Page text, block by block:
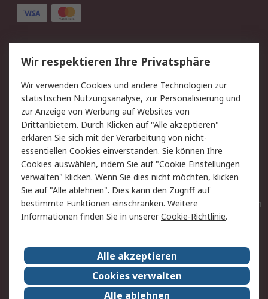
Service
Value Added Services
Lieferlösungen
Rücksendungen
Kontakt
Hilfe
Privatkunden
Rechtliches
AGB
Datenschutz
Cookie-Richtlinie
Zahlungsbedingungen
Copyright/Impressum
Entsorgung
Elektrogeräte/Batterien
RS weltweit
Karriere bei RS
Nachhaltigkeit
Qualität/Umwelt/ZertifikatePresse-Center
Wir respektieren Ihre Privatsphäre
Wir verwenden Cookies und andere Technologien zur
statistischen Nutzungsanalyse, zur Personalisierung und
zur Anzeige von Werbung auf Websites von
Drittanbietern. Durch Klicken auf "Alle akzeptieren"
erklären Sie sich mit der Verarbeitung von nicht-
essentiellen Cookies einverstanden. Sie können Ihre
Cookies auswählen, indem Sie auf "Cookie Einstellungen
verwalten" klicken. Wenn Sie dies nicht möchten, klicken
Sie auf "Alle ablehnen". Dies kann den Zugriff auf
bestimmte Funktionen einschränken. Weitere
Informationen finden Sie in unsererCookie-Richtlinie.
Alle akzeptieren
Cookies verwalten
Alle ablehnen